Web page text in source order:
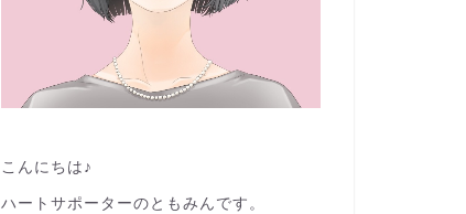
こんにちは♪
ハートサポーターのともみんです。